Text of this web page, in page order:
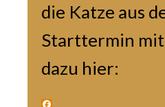
die Katze aus
Starttermin
dazu hier: